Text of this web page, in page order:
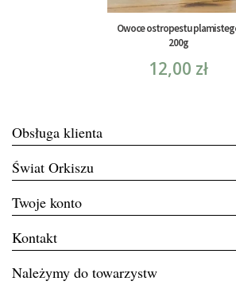
Owoce ostropestu
200g
12,00 zł
Obsługa klienta
Świat Orkiszu
Twoje konto
Kontakt
Należymy do towarzystw